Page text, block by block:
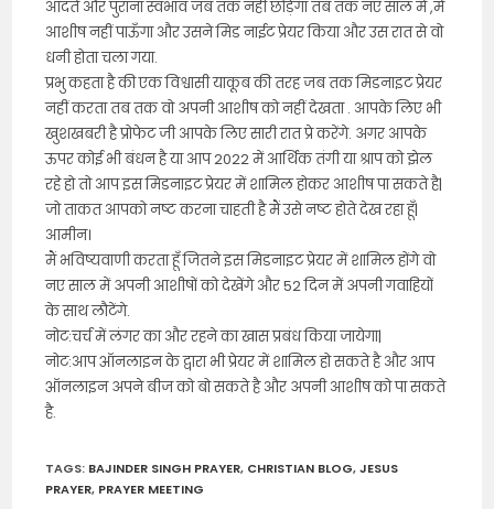
आदतें और पुराना स्वभाव जब तक नहीं छोड़ेगा तब तक नए साल में ,मैं
आशीष नहीं पाऊँगा और उसने मिड नाईट प्रेयर किया और उस रात से वो
धनी होता चला गया.
प्रभु कहता है की एक विश्वासी याकूब की तरह जब तक मिडनाइट प्रेयर
नहीं करता तब तक वो अपनी आशीष को नहीं देखता . आपके लिए भी
खुशखबरी है प्रोफेट जी आपके लिए सारी रात प्रे करेंगे. अगर आपके
ऊपर कोई भी बंधन है या आप 2022 में आर्थिक तंगी या श्राप को झेल
रहे हो तो आप इस मिडनाइट प्रेयर में शामिल होकर आशीष पा सकते है|
जो ताकत आपको नष्ट करना चाहती है मैं उसे नष्ट होते देख रहा हूँ|
आमीन।
मैं भविष्यवाणी करता हूँ जितने इस मिडनाइट प्रेयर में शामिल होंगे वो
नए साल में अपनी आशीषों को देखेंगे और 52 दिन में अपनी गवाहियों
के साथ लौटेंगे.
नोट:चर्च में लंगर का और रहने का खास प्रबंध किया जायेगा|
नोट:आप ऑनलाइन के द्वारा भी प्रेयर में शामिल हो सकते है और आप
ऑनलाइन अपने बीज को बो सकते है और अपनी आशीष को पा सकते
है.
TAGS: BAJINDER SINGH PRAYER, CHRISTIAN BLOG, JESUS
PRAYER, PRAYER MEETING